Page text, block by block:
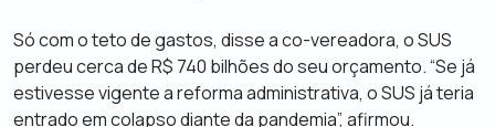
Só com o teto de gastos, disse a co-vereadora, o SUS
perdeu cerca de R$ 740 bilhões do seu orçamento. “Se já
estivesse vigente a reforma administrativa, o SUS já teria
entrado em colapso diante da pandemia”, afirmou.